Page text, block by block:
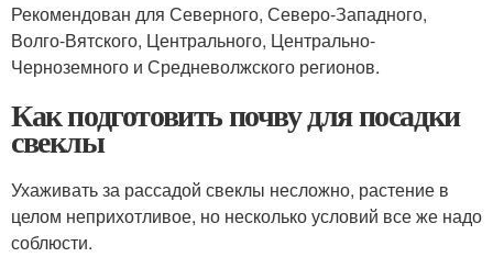
Рекомендован для Северного, Северо-Западного,
Волго-Вятского, Центрального, Центрально-
Черноземного и Средневолжского регионов.
Как подготовить почву для посадки
свеклы
Ухаживать за рассадой свеклы несложно, растение в
целом неприхотливое, но несколько условий все же надо
соблюсти.